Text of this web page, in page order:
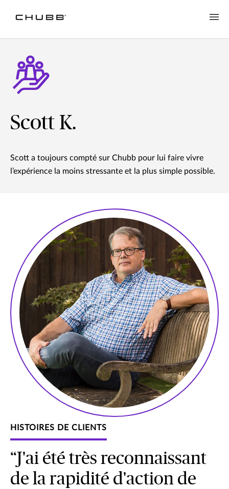
Scott K.
Scott a toujours compté sur Chubb pour lui faire vivre
l’expérience la moins stressante et la plus simple possible.
HISTOIRES DE CLIENTS
“J'ai été très reconnaissant
de la rapidité d'action de